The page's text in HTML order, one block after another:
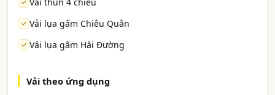
Vải lụa gấm Chiêu Quân
Vải lụa gấm Hải Đường
Vải theo ứng dụng